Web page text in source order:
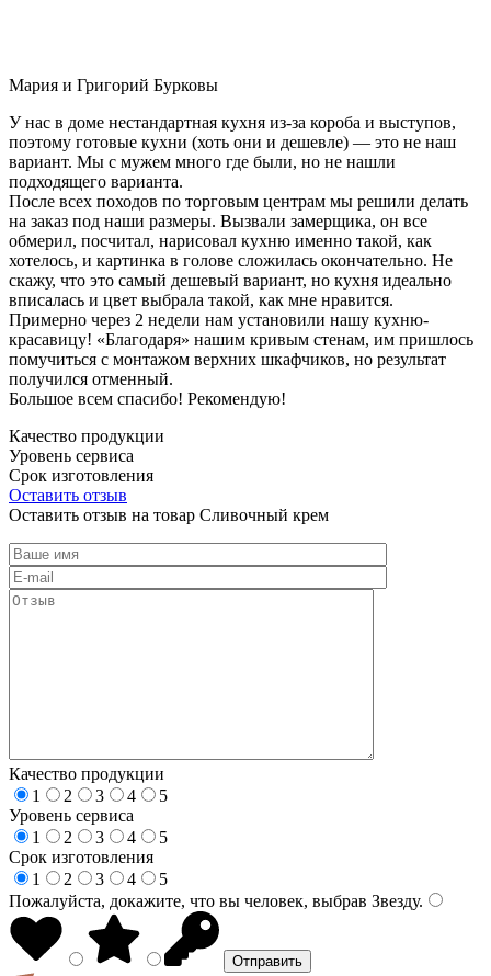
Мария и Григорий Бурковы
У нас в доме нестандартная кухня из-за короба и выступов,
поэтому готовые кухни (хоть они и дешевле) — это не наш
вариант. Мы с мужем много где были, но не нашли
подходящего варианта.
После всех походов по торговым центрам мы решили делать
на заказ под наши размеры. Вызвали замерщика, он все
обмерил, посчитал, нарисовал кухню именно такой, как
хотелось, и картинка в голове сложилась окончательно. Не
скажу, что это самый дешевый вариант, но кухня идеально
вписалась и цвет выбрала такой, как мне нравится.
Примерно через 2 недели нам установили нашу кухню-
красавицу! «Благодаря» нашим кривым стенам, им пришлось
помучиться с монтажом верхних шкафчиков, но результат
получился отменный.
Большое всем спасибо! Рекомендую!
Качество продукции
Уровень сервиса
Срок изготовления
Оставить отзыв
Оставить отзыв на товар Сливочный крем
Качество продукции
1
2 3 4
5
Уровень сервиса
1
2 3 4
5
Срок изготовления
1
2 3 4
5
Пожалуйста, докажите, что вы человек, выбрав Звезду.